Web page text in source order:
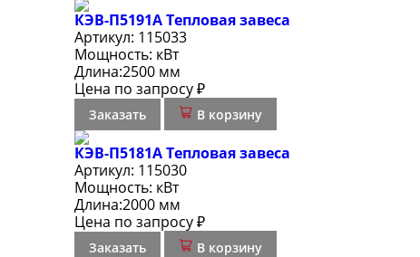
КЭВ-П5191А Тепловая завеса
Артикул: 115033
Мощность: кВт
Длина:2500 мм
Цена по запросу ₽
Заказать В корзину
КЭВ-П5181А Тепловая завеса
Артикул: 115030
Мощность: кВт
Длина:2000 мм
Цена по запросу ₽
Заказать В корзину